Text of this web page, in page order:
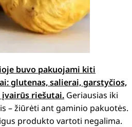
buvo pakuojami kiti
glutenas, salierai, garstyčios,
įvairūs riešutai. Geriausias iki
– žiūrėti ant gaminio pakuotės.
produkto vartoti negalima.